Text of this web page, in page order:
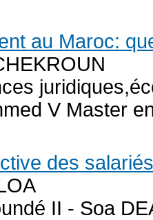
au Maroc:
V Master
des salariés
II - Soa